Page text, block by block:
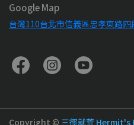
Google Map
台灣110台北市信義區忠孝東路
Copyright © 三徑就荒 Hermit's